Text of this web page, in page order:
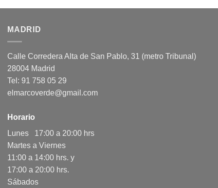
MADRID
Calle Corredera Alta de San Pablo, 31 (metro Tribunal)
28004 Madrid
Tel: 91 758 05 29
elmarcoverde@gmail.com
Horario
Lunes 17:00 a 20:00 hrs
Martes a Viernes
11:00 a 14:00 hrs. y
17:00 a 20:00 hrs.
Sábados